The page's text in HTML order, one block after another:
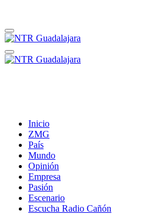
Inicio
ZMG
País
Mundo
Opinión
Empresa
Pasión
Escenario
Escucha Radio Cañón